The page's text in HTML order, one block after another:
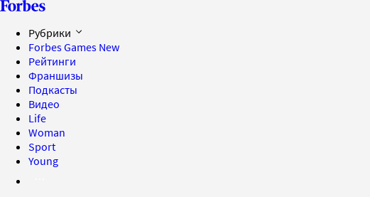
Рубрики
Forbes Games New
Рейтинги
Франшизы
Подкасты
Видео
Life
Woman
Sport
Young